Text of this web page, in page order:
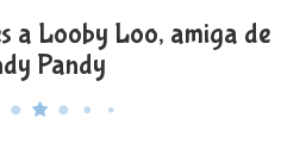
a Looby Loo, amiga de
Pandy